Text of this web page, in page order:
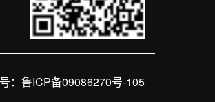
： 鲁ICP备09086270号-105